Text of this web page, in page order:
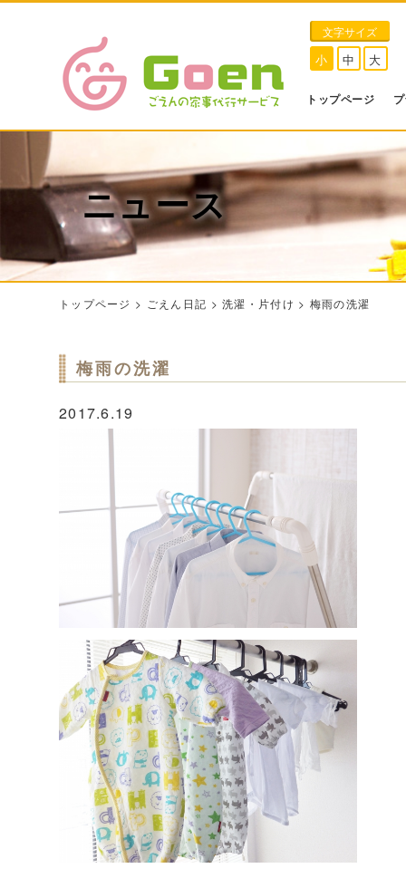
文字サイズ
小 中 大
トップページ
ニュース
トップページ > ごえん日記 >洗濯・片付け > 梅雨の洗濯
梅雨の洗濯
2017.6.19